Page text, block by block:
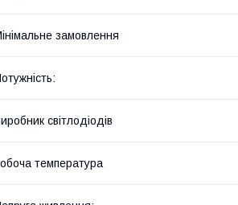
замовлення
світлодіодів
температура